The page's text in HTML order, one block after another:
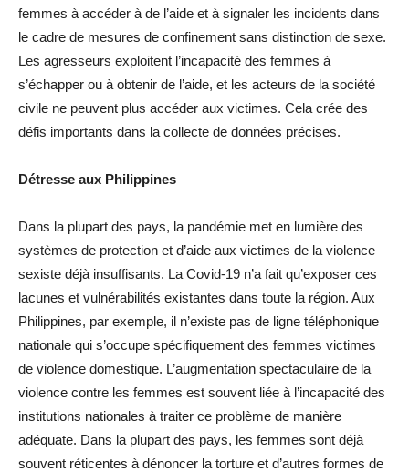
femmes à accéder à de l’aide et à signaler les incidents dans
le cadre de mesures de confinement sans distinction de sexe.
Les agresseurs exploitent l’incapacité des femmes à
s’échapper ou à obtenir de l’aide, et les acteurs de la société
civile ne peuvent plus accéder aux victimes. Cela crée des
défis importants dans la collecte de données précises.
Détresse aux Philippines
Dans la plupart des pays, la pandémie met en lumière des
systèmes de protection et d’aide aux victimes de la violence
sexiste déjà insuffisants. La Covid-19 n’a fait qu’exposer ces
lacunes et vulnérabilités existantes dans toute la région. Aux
Philippines, par exemple, il n’existe pas de ligne téléphonique
nationale qui s’occupe spécifiquement des femmes victimes
de violence domestique. L’augmentation spectaculaire de la
violence contre les femmes est souvent liée à l’incapacité des
institutions nationales à traiter ce problème de manière
adéquate. Dans la plupart des pays, les femmes sont déjà
souvent réticentes à dénoncer la torture et d’autres formes de